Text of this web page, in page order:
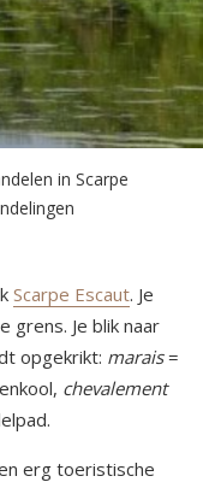
in Scarpe
Scarpe Escaut. Je
grens. Je blik naar
opgekrikt: marais=
chevalement
erg toeristische